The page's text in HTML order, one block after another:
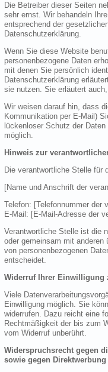
Die Betreiber dieser Seiten
sehr ernst. Wir behandeln
entsprechend der
Datenschutzerklärung.
Wenn Sie diese Website
personenbezogene Daten
mit denen Sie persönlich
Datenschutzerklärung
sie nutzen. Sie erläutert
Wir weisen darauf hin, dass
Kommunikation per E-Mail)
lückenloser Schutz der
möglich.
Hinweis zur
Die verantwortliche Stelle für
[Name und Anschrift der
Telefon: [Telefonnummer der
E-Mail: [E-Mail-Adresse der
Verantwortliche Stelle ist die
oder gemeinsam mit anderen
von personenbezogenen
entscheidet.
Widerruf Ihrer Einwilligung
Viele
Einwilligung möglich. Sie
widerrufen. Dazu reicht eine
Rechtmäßigkeit der bis zum
vom Widerruf unberührt.
Widerspruchsrecht gegen
sowie gegen Direktwerbung